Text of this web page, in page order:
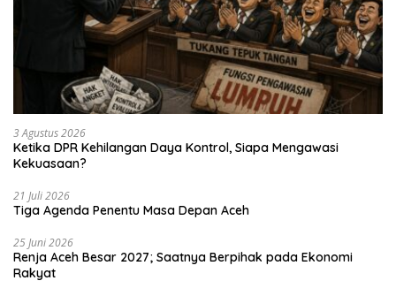
3 Agustus 2026
Ketika DPR Kehilangan Daya Kontrol, Siapa Mengawasi
Kekuasaan?
21 Juli 2026
Tiga Agenda Penentu Masa Depan Aceh
25 Juni 2026
Renja Aceh Besar 2027; Saatnya Berpihak pada Ekonomi
Rakyat